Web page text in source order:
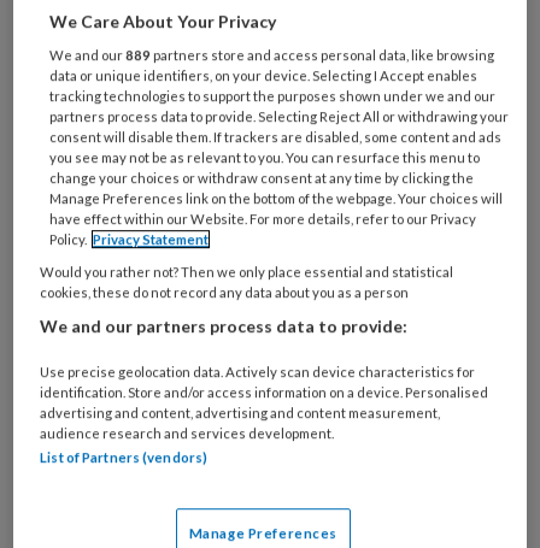
ons welzijn. Dat geldt ook voor de
mate waarin we verbonden zijn met de
natuur. We leven in tijden van
verstedelijking, digitalisering en
onzekerheid. Daarom pleiten wij voor
een geestelijke gezondheidszorg
waarin natuur en zorg meer worden
geïntegreerd. En waarin mensen met
een psychische kwetsbaarheid
een hulpbron te vinden.
We Care About Your Privacy
We and our889 partners store and access personal data, like browsing
data or unique identifiers, on your device. Selecting I Accept enables
tracking technologies to support the purposes shown under we and our
partners process data to provide. Selecting Reject All or withdrawing your
consent will disable them. If trackers are disabled, some content and ads
you see may not be as relevant to you. You can resurface this menu to
change your choices or withdraw consent at any time by clicking the
Manage Preferences link on the bottom of the webpage. Your choices will
have effect within our Website. For more details, refer to our Privacy
Policy. Privacy Statement
Would you rather not? Then we only place essential and statistical
cookies, these do not record any data about you as a person
We and our partners process data to provide:
Use precise geolocation data. Actively scan device characteristics for
identification. Store and/or access information on a device. Personalised
advertising and content, advertising and content measurement,
audience research and services development.
List of Partners (vendors)
Manage Preferences